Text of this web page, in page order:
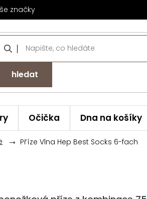
značky
hledat
Očička Dna na košíky
Příze Vlna Hep Best Socks 6-fach